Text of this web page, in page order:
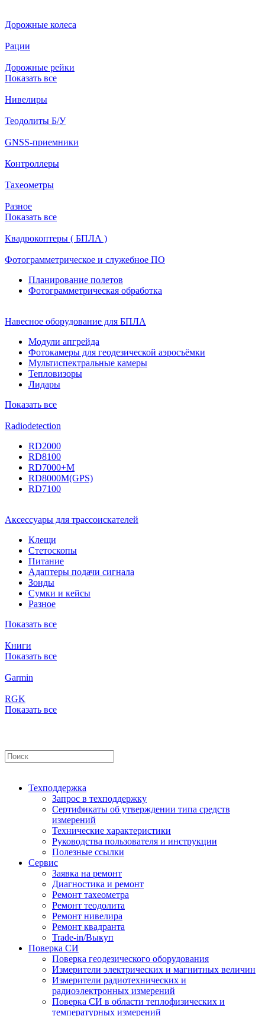
Дорожные колеса
Рации
Дорожные рейки
Показать все
Нивелиры
Теодолиты Б/У
GNSS-приемники
Контроллеры
Тахеометры
Разное
Показать все
Квадрокоптеры ( БПЛА )
Фотограмметрическое и служебное ПО
Планирование полетов
Фотограмметрическая обработка
Навесное оборудование для БПЛА
Модули апгрейда
Фотокамеры для геодезической аэросъёмки
Мультиспектральные камеры
Тепловизоры
Лидары
Показать все
Radiodetection
RD2000
RD8100
RD7000+M
RD8000M(GPS)
RD7100
Аксессуары для трассоискателей
Клещи
Стетоскопы
Питание
Адаптеры подачи сигнала
Зонды
Сумки и кейсы
Разное
Показать все
Книги
Показать все
Garmin
RGK
Показать все
Техподдержка
Запрос в техподдержку
Сертификаты об утверждении типа средств
измерений
Технические характеристики
Руководства пользователя и инструкции
Полезные ссылки
Сервис
Заявка на ремонт
Диагностика и ремонт
Ремонт тахеометра
Ремонт теодолита
Ремонт нивелира
Ремонт квадранта
Trade-in/Выкуп
Поверка СИ
Поверка геодезического оборудования
Измерители электрических и магнитных величин
Измерители радиотехнических и
радиоэлектронных измерений
Поверка СИ в области теплофизических и
температурных измерений